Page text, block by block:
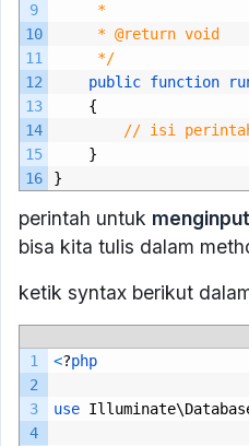
9
10
11
12
13
14
15
16
*
* @return void
*/
public function
{
// isi
}
}
perintah untuk
bisa kita tulis dalam
ketik syntax berikut
1
2
3
4
<?php
use Illuminate\